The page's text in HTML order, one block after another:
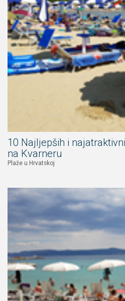
10 Najljepših i
na Kvarneru
Plaže u Hrvatskoj